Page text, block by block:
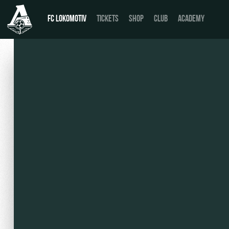
FC LOKOMOTIV TICKETS SHOP CLUB ACADEMY